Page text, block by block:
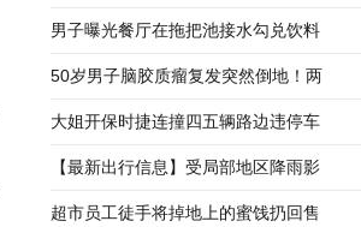
男子曝光餐厅在拖把池接水勾兑饮料
50岁男子脑胶质瘤复发突然倒地！两
大姐开保时捷连撞四五辆路边违停车
【最新出行信息】受局部地区降雨影
超市员工徒手将掉地上的蜜饯扔回售